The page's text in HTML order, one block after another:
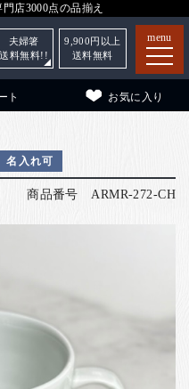
店3000点の品揃え
menu
ト お気に入り
夫婦箸
送料無料!!
9,900 円以上
送料無料
名入れ可
商品番号 ARMR-272-CH